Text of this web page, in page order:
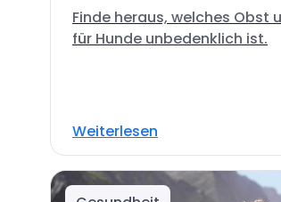
Finde heraus, welches Obst
für Hunde unbedenklich ist.
Weiterlesen